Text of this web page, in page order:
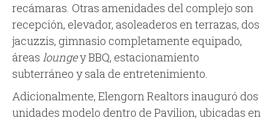
recámaras. Otras amenidades del complejo son
recepción, elevador, asoleaderos en terrazas, dos
jacuzzis, gimnasio completamente equipado,
áreas loungey BBQ, estacionamiento
subterráneo y sala de entretenimiento.
Adicionalmente, Elengorn Realtors inauguró dos
unidades modelo dentro de Pavilion, ubicadas en